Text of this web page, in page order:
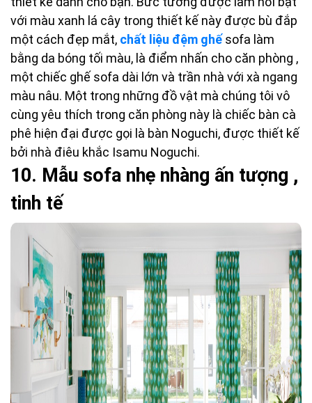
với màu xanh lá cây trong thiết kế này được bù đắp
một cách đẹp mắt, chất liệu đệm ghế sofa làm
bằng da bóng tối màu, là điểm nhấn cho căn phòng ,
một chiếc ghế sofa dài lớn và trần nhà với xà ngang
màu nâu. Một trong những đồ vật mà chúng tôi vô
cùng yêu thích trong căn phòng này là chiếc bàn cà
phê hiện đại được gọi là bàn Noguchi, được thiết kế
bởi nhà điêu khắc Isamu Noguchi.
10. Mẫu sofa nhẹ nhàng ấn tượng ,
tinh tế